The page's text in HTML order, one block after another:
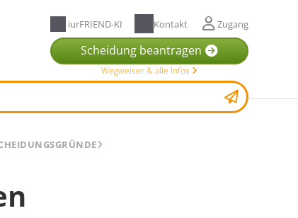
iurFRIEND-KI Kontakt Zugang
Scheidung beantragen
Wegweiser & alle Infos